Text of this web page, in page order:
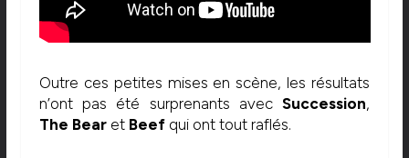
Outre ces petites mises en scène, les résultats
n’ont pas été surprenants avecSuccession,
The Bear etBeefqui ont tout raflés.